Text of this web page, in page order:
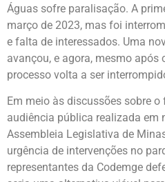
Águas sofre paralisação. A
março de 2023, mas foi
e falta de interessados. Uma
avançou, e agora, mesmo após
processo volta a ser
Em meio às discussões sobre
audiência pública realizada em
Assembleia Legislativa de
urgência de intervenções no
representantes da Codemge